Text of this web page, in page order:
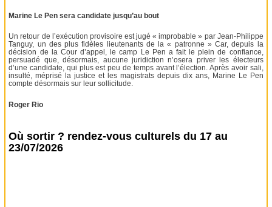
Marine Le Pen sera candidate jusqu’au bout
Un retour de l’exécution provisoire est jugé « improbable » par Jean-Philippe
Tanguy, un des plus fidèles lieutenants de la « patronne » Car, depuis la
décision de la Cour d’appel, le camp Le Pen a fait le plein de confiance,
persuadé que, désormais, aucune juridiction n’osera priver les électeurs
d’une candidate, qui plus est peu de temps avant l’élection. Après avoir sali,
insulté, méprisé la justice et les magistrats depuis dix ans, Marine Le Pen
compte désormais sur leur sollicitude.
Roger Rio
Où sortir ? rendez-vous culturels du 17 au
23/07/2026